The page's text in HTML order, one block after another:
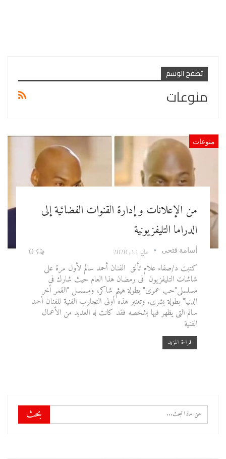
تصفح الوسم
منوعات
منوعات
من الإعلانات و إدارة القنوات الفضائية إلى
الدراما التليفزيونية
أسامة فتحى مايو 14, 2020 0
كتبت د/صفاء علام تألق الفنان أحمد سالم لأول مرة على
شاشات التليفزيون فى رمضان هذا العام حيث شارك فى
مسلسلى"حب عمرى" بطولة هيثم شاكر، ومسلسل "القمر أخر
الدنيا" بطولة بشرى. وتعتبر هذه أولى التجارب الفنية للفنان أحمد
سالم التى يظهر فيها بشخصه فقد كانت له العديد من الأعمال
الفنية
قراءة المزيد